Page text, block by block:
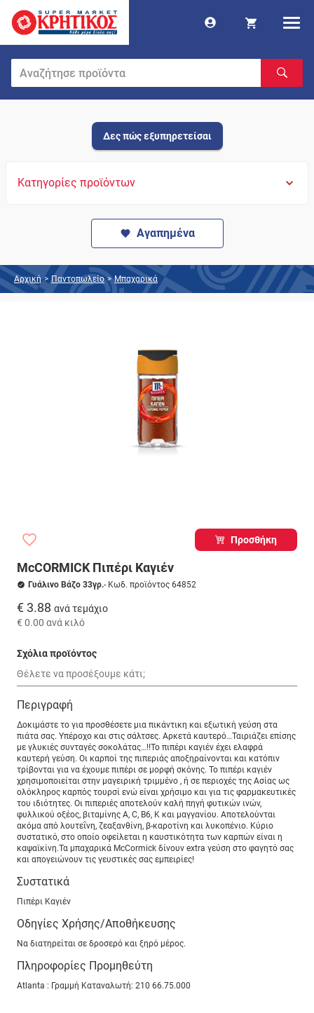
Δες πώς εξυπηρετείσαι
Κατηγορίες προϊόντων
Αγαπημένα
Αρχική > Παντοπωλείο > Μπαχαρικά
Προσθήκη
McCORMICK Πιπέρι Καγιέν
Γυάλινο Βάζο 33γρ.- Κωδ. προϊόντος 64852
€ 3.88 ανά τεμάχιο
€ 0.00 ανά κιλό
Σχόλια προϊόντος
Περιγραφή
Δοκιμάστε το για προσθέσετε μια πικάντικη και εξωτική γεύση στα
πιάτα σας. Υπέροχο και στις σάλτσες. Αρκετά καυτερό…Ταιριάζει επίσης
με γλυκιές συνταγές σοκολάτας…!!Το πιπέρι καγιέν έχει ελαφρά
καυτερή γεύση. Οι καρποί της πιπεριάς αποξηραίνονται και κατόπιν
τρίβονται για να έχουμε πιπέρι σε μορφή σκόνης. Το πιπέρι καγιέν
χρησιμοποιείται στην μαγειρική τριμμένο , ή σε περιοχές της Ασίας ως
ολόκληρος καρπός τουρσί ενώ είναι χρήσιμο και για τις φαρμακευτικές
του ιδιότητες. Οι πιπεριές αποτελούν καλή πηγή φυτικών ινών,
φυλλικού οξέος, βιταμίνης Α, C, B6, Κ και μαγγανίου. Αποτελούνται
ακόμα από λουτεΐνη, ζεαξανθίνη, β-καροτίνη και λυκοπένιο. Κύριο
συστατικό, στο οποίο οφείλεται η καυστικότητα των καρπών είναι η
καψαϊκίνη.Τα μπαχαρικά McCormick δίνουν extra γεύση στο φαγητό σας
και απογειώνουν τις γευστικές σας εμπειρίες!
Συστατικά
Πιπέρι Καγιέν
Οδηγίες Χρήσης/Αποθήκευσης
Να διατηρείται σε δροσερό και ξηρό μέρος.
Πληροφορίες Προμηθεύτη
Atlanta : Γραμμή Καταναλωτή: 210 66.75.000